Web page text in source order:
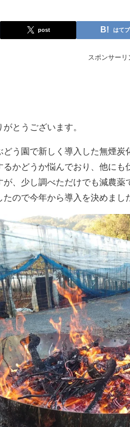
post はてブ
スポンサーリ
とうございます。
どう園で新しく導入した無煙
るかどうか悩んでおり、他に
が、少し調べただけでも減農
たので今年から導入を決めまし